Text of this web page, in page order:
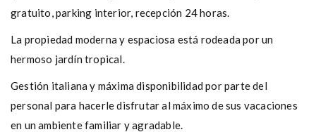
gratuito, parking interior, recepción 24 horas.
La propiedad moderna y espaciosa está rodeada por un
hermoso jardín tropical.
Gestión italiana y máxima disponibilidad por parte del
personal para hacerle disfrutar al máximo de sus vacaciones
en un ambiente familiar y agradable.